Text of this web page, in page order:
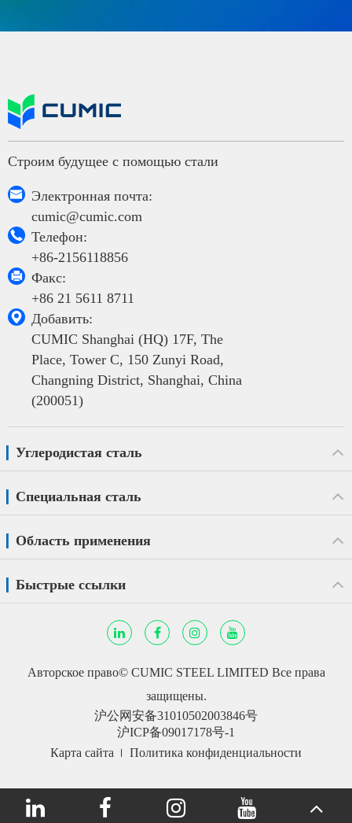
Строим будущее с помощью стали

Электронная почта:
cumic@cumic.com

Телефон:
+86-2156118856

Факс:
+86 21 5611 8711

Добавить:
CUMIC Shanghai (HQ) 17F, The
Place, Tower C, 150 Zunyi Road,
Changning District, Shanghai, China
(200051)
Углеродистая сталь
Специальная сталь
Область применения
Быстрые ссылки
Авторское право© CUMIC STEEL LIMITED Все права
защищены.
沪公网安备31010502003846号
沪ICP备09017178号-1
Карта сайта
Политика конфиденциальности